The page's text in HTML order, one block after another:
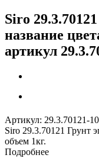
Siro
название
артикул
Артикул: 29.3.70121-
Siro 29.3.70121 Грунт
объем 1кг.
Подробнее